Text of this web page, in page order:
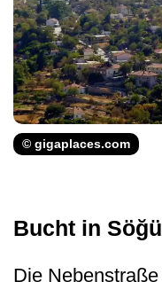
© gigaplaces.com
Bucht in
Die